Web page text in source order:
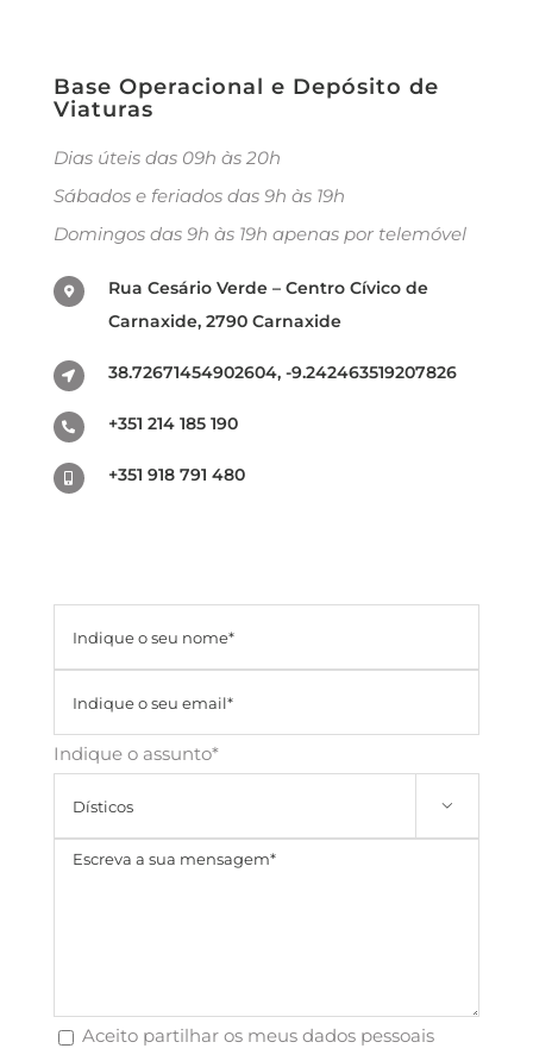
Base Operacional e Depósito de
Viaturas
Dias úteis das 09h às 20h
Sábados e feriados das 9h às 19h
Domingos das 9h às 19h apenas por telemóvel
Rua Cesário Verde – Centro Cívico de
Carnaxide, 2790 Carnaxide
38.72671454902604, -9.242463519207826
+351 214 185 190
+351 918 791 480
Indique o assunto*

Aceito partilhar os meus dados pessoais